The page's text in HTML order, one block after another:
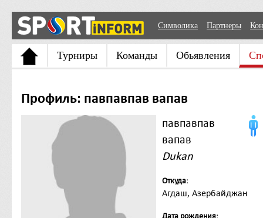
Символика Партнеры
Турниры Команды Обьявления
Профиль: павпавпав вапав
павпавпав
вапав
Dukan
Откуда:
Агдаш, Азербайджан
Дата рождения: